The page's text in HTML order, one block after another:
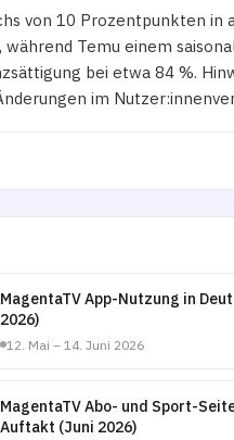
von 10 Prozentpunkten
Temu einem
bei etwa 84 %.
im
MagentaTV App-Nutzung in
2026)
12. Mai – 14. Juni 2026
MagentaTV Abo- und Sport-
Auftakt (Juni 2026)